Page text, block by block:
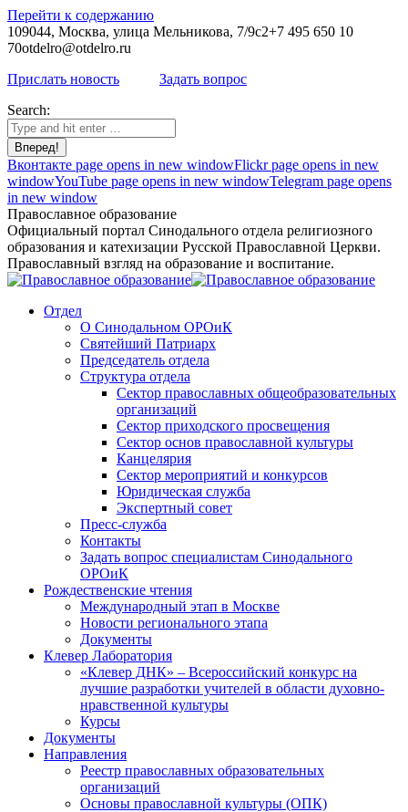
Перейти к содержанию
109044, Москва, улица Мельникова, 7/9с2+7 495 650 10
70otdelro@otdelro.ru
Прислать новость
Задать вопрос
Search:
Вконтакте page opens in new windowFlickr page opens in new
windowYouTube page opens in new windowTelegram page opens
in new window
Православное образование
Официальный портал Синодального отдела религиозного
образования и катехизации Русской Православной Церкви.
Православный взгляд на образование и воспитание.
Отдел
О Синодальном ОРОиК
Святейший Патриарх
Председатель отдела
Структура отдела
Сектор православных общеобразовательных
организаций
Сектор приходского просвещения
Сектор основ православной культуры
Канцелярия
Сектор мероприятий и конкурсов
Юридическая служба
Экспертный совет
Пресс-служба
Контакты
Задать вопрос специалистам Синодального
ОРОиК
Рождественские чтения
Международный этап в Москве
Новости регионального этапа
Документы
Клевер Лаборатория
«Клевер ДНК» – Всероссийский конкурс на
лучшие разработки учителей в области духовно-
нравственной культуры
Курсы
Документы
Направления
Реестр православных образовательных
организаций
Основы православной культуры (ОПК)